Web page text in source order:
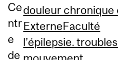
Ce
ntr
e
de
douleur chronique
ExterneFaculté
l’épilepsie.